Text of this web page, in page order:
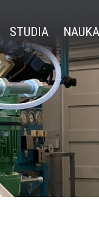
STUDIA NAUKA